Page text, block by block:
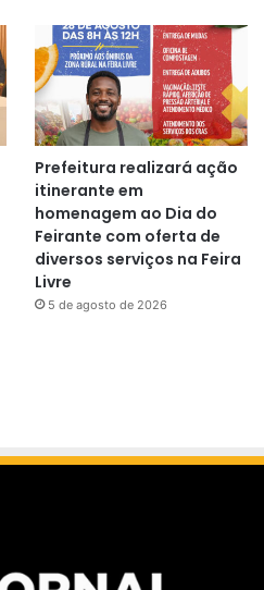
Prefeitura realizará ação
itinerante em
homenagem ao Dia do
Feirante com oferta de
diversos serviços na Feira
Livre
5 de agosto de 2026